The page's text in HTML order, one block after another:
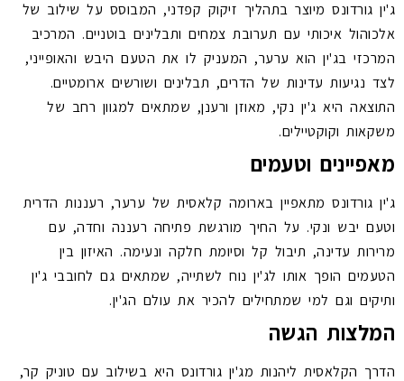
ג'ין גורדונס מיוצר בתהליך זיקוק קפדני, המבוסס על שילוב של
אלכוהול איכותי עם תערובת צמחים ותבלינים בוטניים. המרכיב
המרכזי בג'ין הוא ערער, המעניק לו את הטעם היבש והאופייני,
לצד נגיעות עדינות של הדרים, תבלינים ושורשים ארומטיים.
התוצאה היא ג'ין נקי, מאוזן ורענן, שמתאים למגוון רחב של
משקאות וקוקטיילים.
מאפיינים וטעמים
ג'ין גורדונס מתאפיין בארומה קלאסית של ערער, רעננות הדרית
וטעם יבש ונקי. על החיך מורגשת פתיחה רעננה וחדה, עם
מרירות עדינה, תיבול קל וסיומת חלקה ונעימה. האיזון בין
הטעמים הופך אותו לג'ין נוח לשתייה, שמתאים גם לחובבי ג'ין
ותיקים וגם למי שמתחילים להכיר את עולם הג'ין.
המלצות הגשה
הדרך הקלאסית ליהנות מג'ין גורדונס היא בשילוב עם טוניק קר,